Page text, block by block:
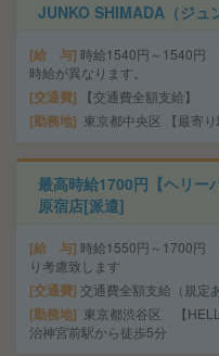
JUNKO SHIMADA（ジュ
給 与 時給1540円～1540円
時給が異なります。
交通費 【交通費全額支給】
勤務地 東京都中央区 【最寄
最高時給1700円【ヘリー
原宿店[派遣]
給 与 時給1550円～1700円
り考慮致します
交通費 交通費全額支給（規定
勤務地
東京都渋谷区 【
治神宮前駅から徒歩5分